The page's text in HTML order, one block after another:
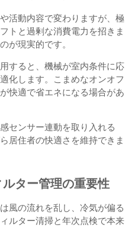
活動内容で変わりますが、極
トと過剰な消費電力を招きま
が現実的です。
すると、機械が室内条件に応
化します。こまめなオンオフ
快適で省エネになる場合があ
センサー連動を取り入れる
居住者の快適さを維持できま
ター管理の重要性
風の流れを乱し、冷気が偏る
ルター清掃と年次点検で本来